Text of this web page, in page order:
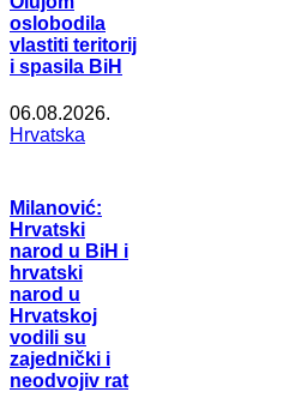
oslobodila
vlastiti teritorij
i spasila BiH
06.08.2026.
Hrvatska
Milanović:
Hrvatski
narod u BiH i
hrvatski
narod u
Hrvatskoj
vodili su
zajednički i
neodvojiv rat